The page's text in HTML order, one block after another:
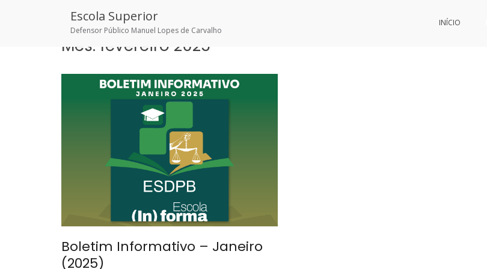
Escola Superior
Defensor Público Manuel Lopes de Carvalho
INÍCIO
Mês: fevereiro 2025
Boletim Informativo – Janeiro
(2025)